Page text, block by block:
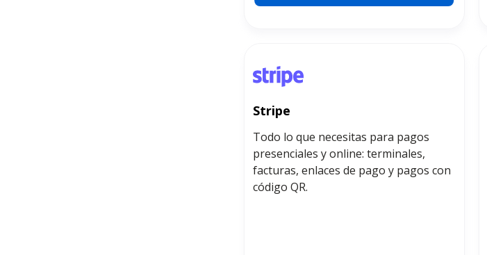
Stripe
Todo lo que necesitas para pagos
presenciales y online: terminales,
facturas, enlaces de pago y pagos con
código QR.